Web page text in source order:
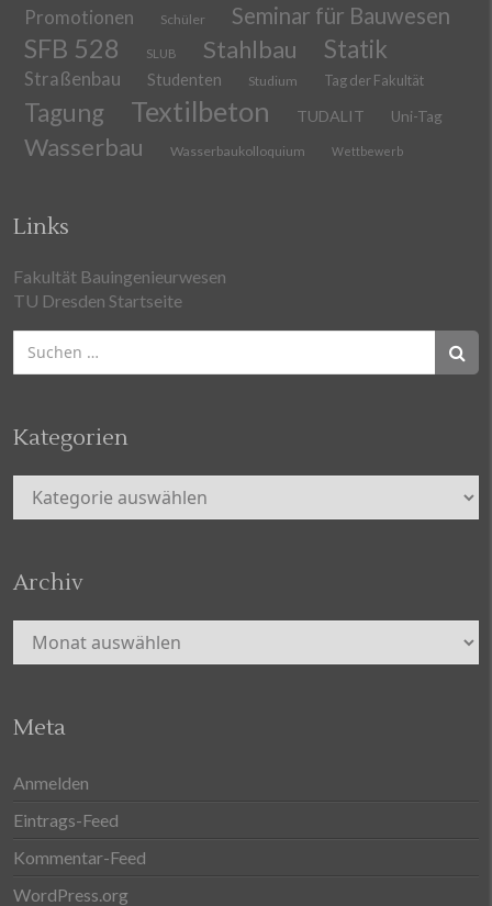
Promotionen Schüler Seminar für Bauwesen
SFB 528 SLUB Stahlbau Statik
Straßenbau Studenten Studium Tag der Fakultät
Tagung Textilbeton TUDALIT Uni-Tag
Wasserbau Wasserbaukolloquium Wettbewerb
Links
Fakultät Bauingenieurwesen
TU Dresden Startseite
Suchen
nach:
Kategorien
Kategorien
Archiv
Archiv
Meta
Anmelden
Eintrags-Feed
Kommentar-Feed
WordPress.org